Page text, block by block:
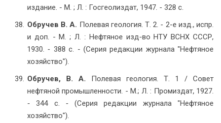
издание. - М. ; Л. : Госгеолиздат, 1947. - 328 с.
Обручев В. А. Полевая геология. Т. 2. - 2-е изд., испр.
и доп. - М. ; Л. : Нефтяное изд-во НТУ ВСНХ СССР,
1930. - 388 с. - (Серия редакции журнала "Нефтяное
хозяйство").
Обручев, В. А. Полевая геология. Т. 1 / Совет
нефтяной промышленности. - М.; Л. : Промиздат, 1927.
- 344 с. - (Серия редакции журнала "Нефтяное
хозяйство").